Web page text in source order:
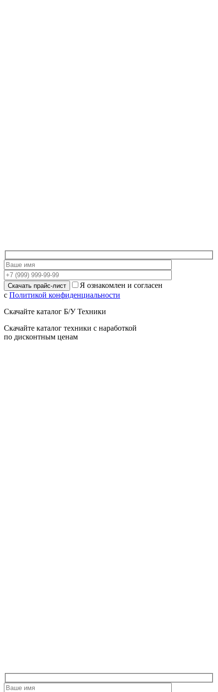
Я ознакомлен и согласен
с Политикой конфиденциальности
Скачайте каталог Б/У Техники
Скачайте каталог техники с наработкой
по дисконтным ценам